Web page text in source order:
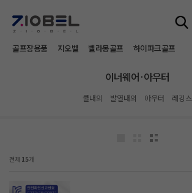
골프장용품 지오벨 벨라몽골프 하이파크골프
이너웨어·아우터
쿨내의 발열내의 아우터 레깅스
전체 15개